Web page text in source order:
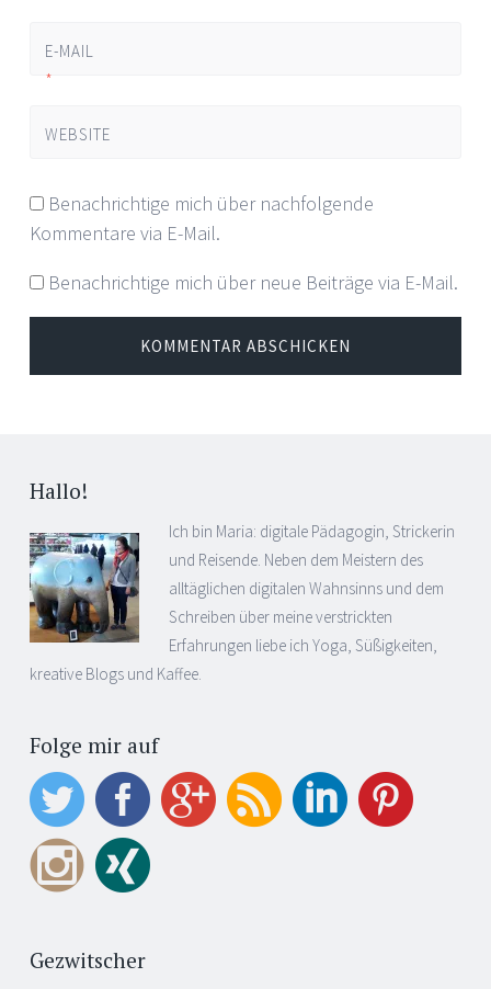
E-MAIL
*
WEBSITE
Benachrichtige mich über nachfolgende
Kommentare via E-Mail.
Benachrichtige mich über neue Beiträge via E-Mail.
Hallo!
Ich bin Maria: digitale Pädagogin, Strickerin
und Reisende. Neben dem Meistern des
alltäglichen digitalen Wahnsinns und dem
Schreiben über meine verstrickten
Erfahrungen liebe ich Yoga, Süßigkeiten,
kreative Blogs und Kaffee.
Folge mir auf
Gezwitscher